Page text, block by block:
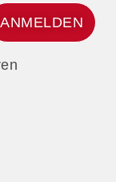
ANMELDEN